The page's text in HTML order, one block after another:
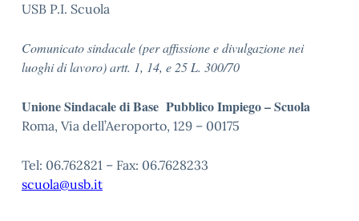
USB P.I. Scuola
Comunicato sindacale (per affissione e divulgazione nei
luoghi di lavoro) artt. 1, 14, e 25 L. 300/70
Unione Sindacale di Base Pubblico Impiego – Scuola
Roma, Via dell’Aeroporto, 129 – 00175
Tel: 06.762821 – Fax: 06.7628233
scuola@usb.it